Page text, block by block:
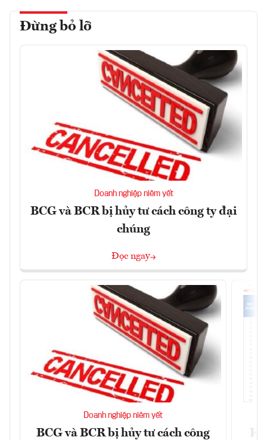
Đừng bỏ lỡ
Doanh nghiệp niêm yết
BCG và BCR bị hủy tư cách công ty đại
chúng
Đọc ngay
Doanh nghiệp niêm yết
BCG và BCR bị hủy tư cách công